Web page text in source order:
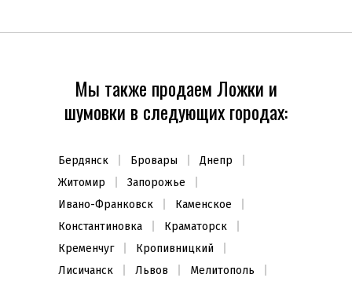
Мы также продаем Ложки и
шумовки в следующих городах:
Бердянск Бровары
Днепр
Житомир
Запорожье
Ивано-Франковск
Каменское
Константиновка
Краматорск
Кременчуг
Кропивницкий
Лисичанск
Львов
Мелитополь